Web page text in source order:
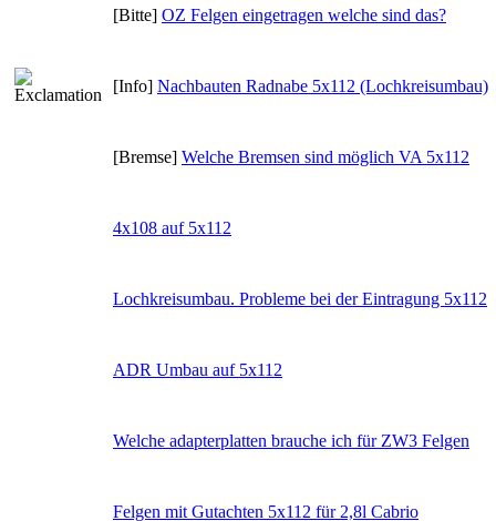
[Bitte] OZ Felgen eingetragen welche sind das?
[Info] Nachbauten Radnabe 5x112 (Lochkreisumbau)
[Bremse] Welche Bremsen sind möglich VA 5x112
4x108 auf 5x112
Lochkreisumbau. Probleme bei der Eintragung 5x112
ADR Umbau auf 5x112
Welche adapterplatten brauche ich für ZW3 Felgen
Felgen mit Gutachten 5x112 für 2,8l Cabrio